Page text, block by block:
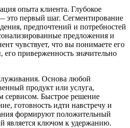
опыта клиента. Глубокое
это первый шаг. Сегментирование
предпочтений и потребностей
предложения и
чувствует, что вы понимаете его
приверженность значительно
Основа любой
продукт или услуга,
сервисом. Быстрое решение
готовность идти навстречу и
формируют положительный
является ключом к удержанию.